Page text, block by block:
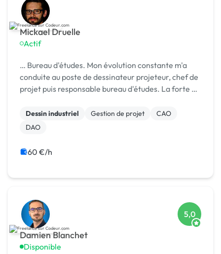
Mickael Druelle
Actif
… Bureau d'études. Mon évolution constante m'a
conduite au poste de dessinateur projeteur, chef de
projet puis responsable bureau d'études. La forte …
Dessin industriel Gestion de projet
CAO
DAO
60 €/h
Damien Blanchet
Disponible
5,0